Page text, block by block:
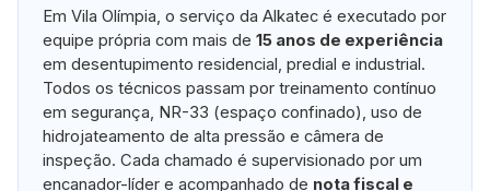
Em Vila Olímpia, o serviço da Alkatec é executado por
equipe própria com mais de15 anos de experiência
em desentupimento residencial, predial e industrial.
Todos os técnicos passam por treinamento contínuo
em segurança, NR-33 (espaço confinado), uso de
hidrojateamento de alta pressão e câmera de
inspeção. Cada chamado é supervisionado por um
encanador-líder e acompanhado de nota fiscal e